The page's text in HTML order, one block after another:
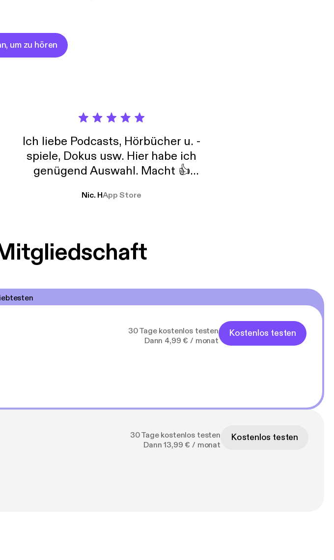
um zu hören
Ich liebe Podcasts, Hörbücher u. -
spiele, Dokus usw. Hier habe ich
genügend Auswahl. Macht 👍
Nic. HApp Store
30 Tage kostenlos testen
Dann 4,99 € / monat
Kostenlos testen
30 Tage kostenlos testen
Dann 13,99 € / monat
Kostenlos testen